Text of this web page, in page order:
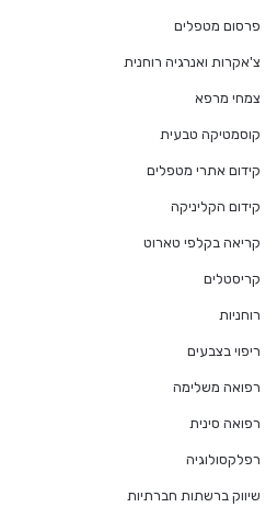
פרסום מטפלים
צ'אקרות ואנרגיה רוחנית
צמחי מרפא
קוסמטיקה טבעית
קידום אתרי מטפלים
קידום הקליניקה
קריאה בקלפי טארוט
קריסטלים
רוחניות
ריפוי בצבעים
רפואה משלימה
רפואה סינית
רפלקסולוגיה
שיווק ברשתות חברתיות